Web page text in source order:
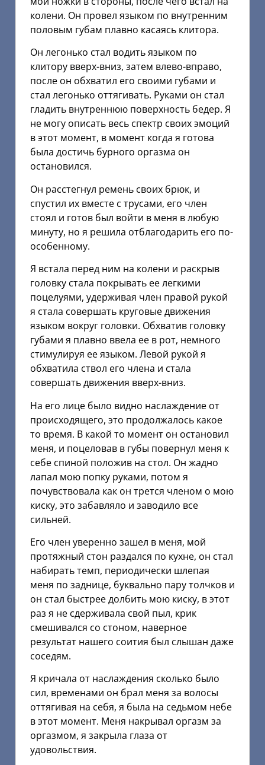
колени. Он провел языком по внутренним
половым губам плавно касаясь клитора.
Он легонько стал водить языком по
клитору вверх-вниз, затем влево-вправо,
после он обхватил его своими губами и
стал легонько оттягивать. Руками он стал
гладить внутреннюю поверхность бедер. Я
не могу описать весь спектр своих эмоций
в этот момент, в момент когда я готова
была достичь бурного оргазма он
остановился.
Он расстегнул ремень своих брюк, и
спустил их вместе с трусами, его член
стоял и готов был войти в меня в любую
минуту, но я решила отблагодарить его по-
особенному.
Я встала перед ним на колени и раскрыв
головку стала покрывать ее легкими
поцелуями, удерживая член правой рукой
я стала совершать круговые движения
языком вокруг головки. Обхватив головку
губами я плавно ввела ее в рот, немного
стимулируя ее языком. Левой рукой я
обхватила ствол его члена и стала
совершать движения вверх-вниз.
На его лице было видно наслаждение от
происходящего, это продолжалось какое
то время. В какой то момент он остановил
меня, и поцеловав в губы повернул меня к
себе спиной положив на стол. Он жадно
лапал мою попку руками, потом я
почувствовала как он трется членом о мою
киску, это забавляло и заводило все
сильней.
Его член уверенно зашел в меня, мой
протяжный стон раздался по кухне, он стал
набирать темп, периодически шлепая
меня по заднице, буквально пару толчков и
он стал быстрее долбить мою киску, в этот
раз я не сдерживала свой пыл, крик
смешивался со стоном, наверное
результат нашего соития был слышан даже
соседям.
Я кричала от наслаждения сколько было
сил, временами он брал меня за волосы
оттягивая на себя, я была на седьмом небе
в этот момент. Меня накрывал оргазм за
оргазмом, я закрыла глаза от
удовольствия.